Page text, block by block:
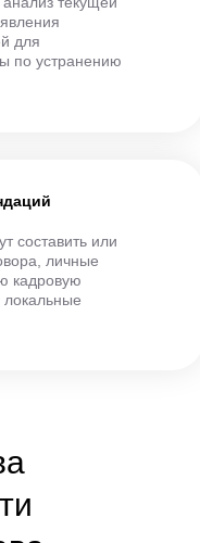
для
по устранению
составить или
личные
кадровую